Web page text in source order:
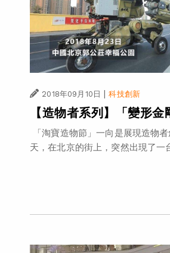
2018年09月10日 | 科技創新
【造物者系列】「變形金
「淘寶造物節」一向是展現造物
天，在北京的街上，突然出現了一